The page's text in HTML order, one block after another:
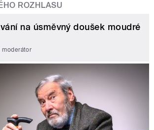
ROZHLASU
na úsměvný doušek moudré
moderátor